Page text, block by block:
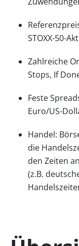
STOXX-50-
Zahlreiche
Stops, If
Feste
Euro/US-
Handel:
die
den Zeiten
(z.B.